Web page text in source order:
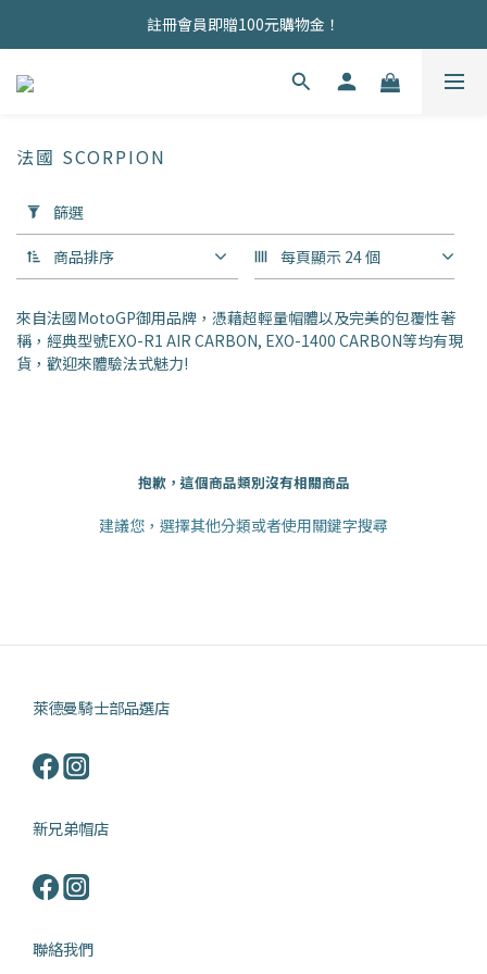
商品均為現貨，歡迎直接下單！
註冊會員即贈100元購物金！
商品均為現貨，歡迎直接下單！
用
篩
選
(0/20)
價格
(NT$)
法國 SCORPION
篩選
商品排序 每頁顯示 24 個
來自法國MotoGP御用品牌，憑藉超輕量帽體以及完美的包覆性著
稱，經典型號EXO-R1 AIR CARBON, EXO-1400 CARBON等均有現
貨，歡迎來體驗法式魅力!
抱歉，這個商品類別沒有相關商品
建議您，選擇其他分類或者使用關鍵字搜尋
萊德曼騎士部品選店
新兄弟帽店
聯絡我們